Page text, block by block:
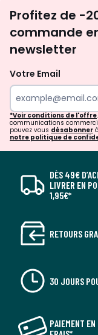
Profitez de -
commande
newsletter
Votre Email
*Voir conditions de l'offre
communications
pouvez vous désabonner
notre politique de
DÈS 49€
LIVRER EN
1,95€*
RETOURS
30 JOURS
PAIEMENT